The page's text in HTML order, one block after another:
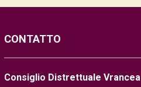
CONTATTO
Consiglio Distrettuale Vrancea